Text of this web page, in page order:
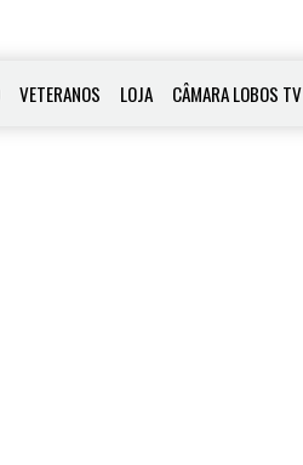
VETERANOS LOJA CÂMARA LOBOS TV